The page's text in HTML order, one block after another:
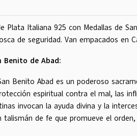
Plata Italiana 925 con Medallas de
de seguridad. Van empacados en
Benito de Abad:
Benito Abad es un poderoso
espiritual contra el mal, las
invocan la ayuda divina y la
talismán de fe que promueve el